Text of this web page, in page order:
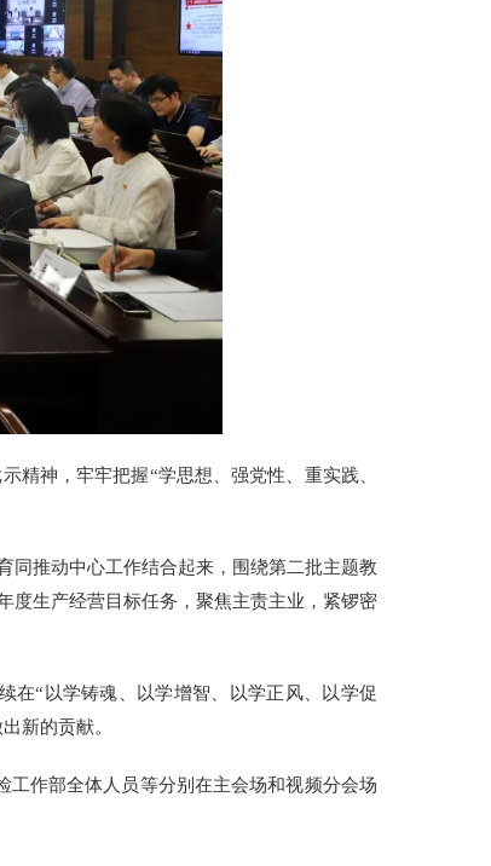
神，牢牢把握“学思想、强党性、重实践、
推动中心工作结合起来，围绕第二批主题教
度生产经营目标任务，聚焦主责主业，紧锣密
“以学铸魂、以学增智、以学正风、以学促
新的贡献。
作部全体人员等分别在主会场和视频分会场